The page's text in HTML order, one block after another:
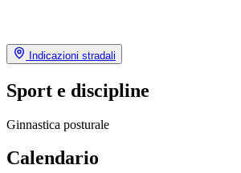
Indicazioni stradali
Sport e discipline
Ginnastica posturale
Calendario